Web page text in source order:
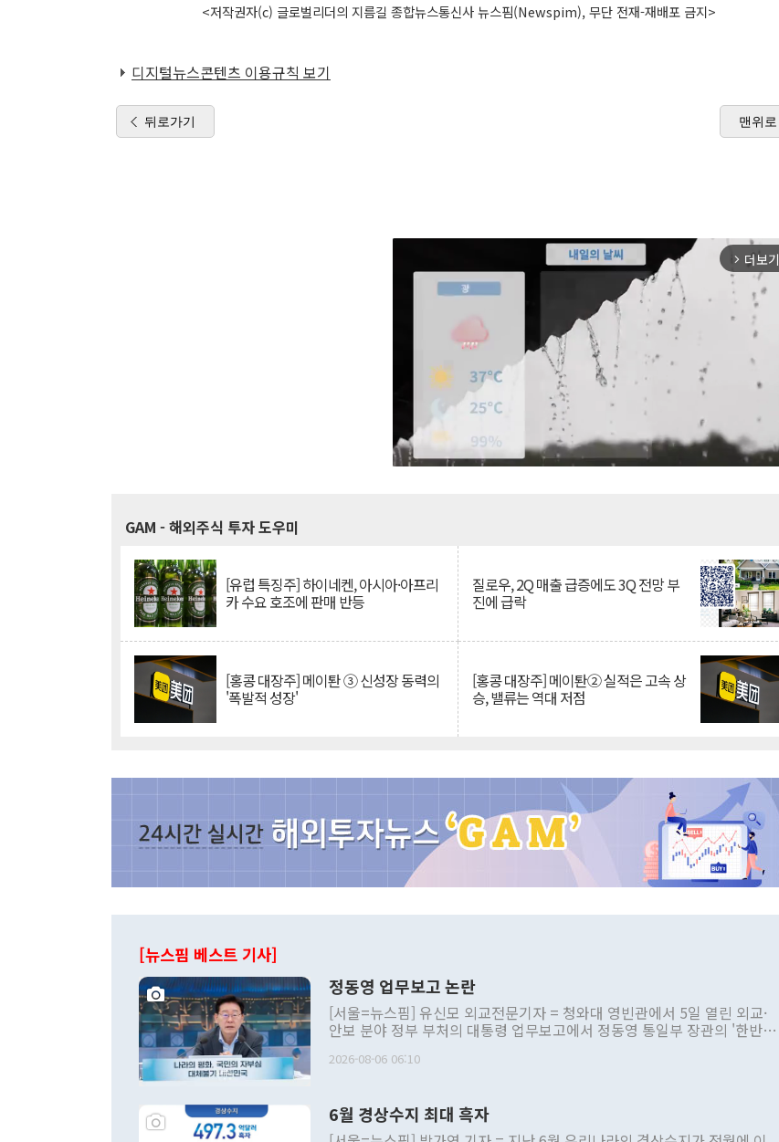
<저작권자(c) 글로벌리더의 지름길 종합뉴스통신사 뉴스핌(Newspim), 무단 전재-재배포 금지>
디지털뉴스콘텐츠 이용규칙 보기
뒤로가기 맨위로
arrow_forward_ios 더보기
GAM - 해외주식 투자 도우미
[유럽 특징주] 하이네켄, 아시아·아프리
카 수요 호조에 판매 반등
질로우, 2Q 매출 급증에도 3Q 전망 부
진에 급락
[홍콩 대장주] 메이퇀 ③ 신성장 동력의
'폭발적 성장'
[홍콩 대장주] 메이퇀② 실적은 고속 상
승, 밸류는 역대 저점
[뉴스핌 베스트 기사]
정동영 업무보고 논란
[서울=뉴스핌] 유신모 외교전문기자 = 청와대 영빈관에서 5일 열린 외교·
안보 분야 정부 부처의 대통령 업무보고에서 정동영 통일부 장관의 '한반도
발언 중에는 정부 내 조율을 거치지 않은 사안을 정책으로 추진하겠다고 공
주의적 희망에 근거한 비현실적 구상'이라는 비판을 내놨다. 그동안 정 장
관의 대북 정책 관련 발언이 물의를 빚은 적은 여러 번 있지만 대통령과 유
2026-08-06 06:10
6월 경상수지 최대 흑자